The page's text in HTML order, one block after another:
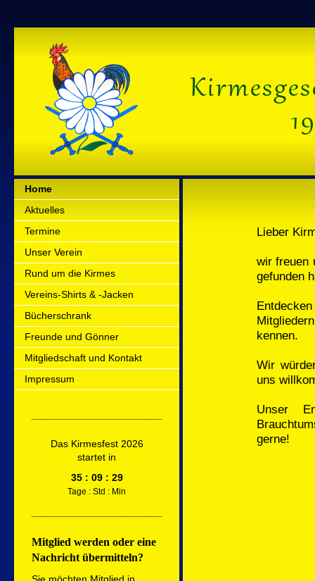
Home
Aktuelles
Termine
Unser Verein
Rund um die Kirmes
Vereins-Shirts & -Jacken
Bücherschrank
Freunde und Gönner
Mitgliedschaft und Kontakt
Impressum
Das Kirmesfest 2026
startet in
35 : 09 : 29
Tage : Std : Min
Mitglied werden oder eine
Nachricht übermitteln?
Lieber
wir freuen
gefunden
kennen.
Wir
uns
Unser
gerne!